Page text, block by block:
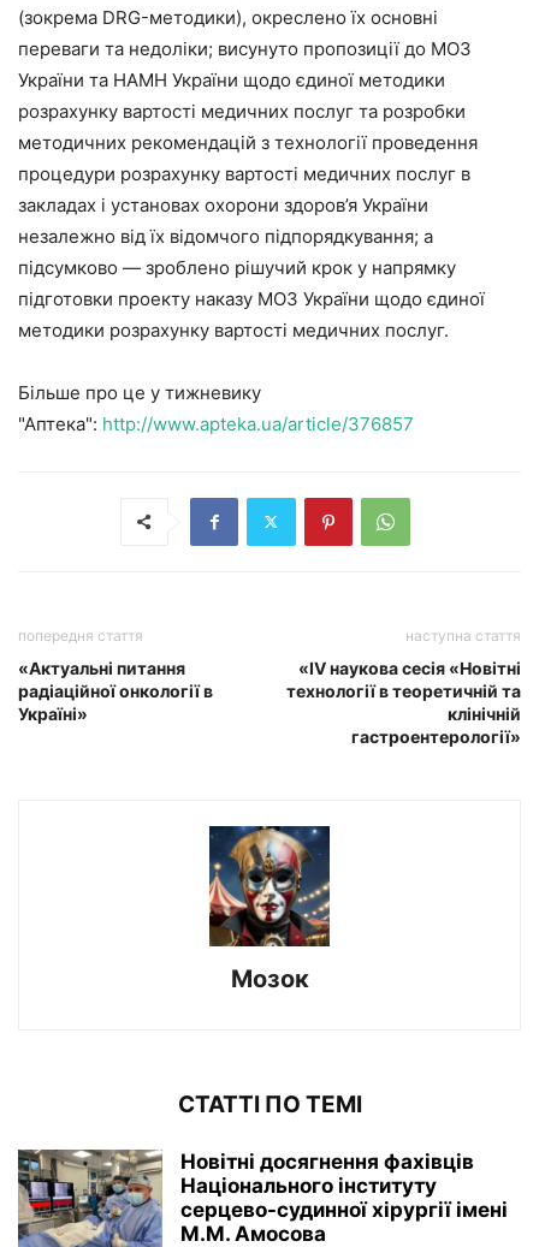
(зокрема DRG-методики), окреслено їх основні
переваги та недоліки; висунуто пропозиції до МОЗ
України та НАМН України щодо єдиної методики
розрахунку вартості медичних послуг та розробки
методичних рекомендацій з технології проведення
процедури розрахунку вартості медичних послуг в
закладах і установах охорони здоров’я України
незалежно від їх відомчого підпорядкування; а
підсумково — зроблено рішучий крок у напрямку
підготовки проекту наказу МОЗ України щодо єдиної
методики розрахунку вартості медичних послуг.
Більше про це у тижневику
"Аптека": http://www.apteka.ua/article/376857
попередня стаття
«Актуальні питання
радіаційної онкології в
Україні»
наступна стаття
«IV наукова сесія «Новітні
технології в теоретичній та
клінічній
гастроентерології»
Мозок
СТАТТІ ПО ТЕМІ
Новітні досягнення фахівців
Національного інституту
серцево-судинної хірургії імeні
М.М. Амосова